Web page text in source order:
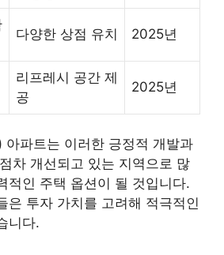
다양한 상점 유치 2025년
리프레시 공간 제
공
2025년
파트는 이러한 긍정적 개발과
차 개선되고 있는 지역으로 많
적인 주택 옵션이 될 것입니다.
은 투자 가치를 고려해 적극적인
니다.